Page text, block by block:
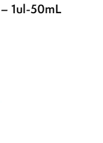
1ul-50mL